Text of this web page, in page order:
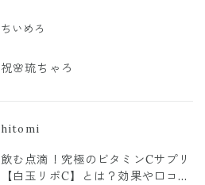
ちいめろ
祝🌸琉ちゃろ
hitomi
飲む点滴！究極のビタミンCサプリ
【白玉リポC】とは？効果や口コミ